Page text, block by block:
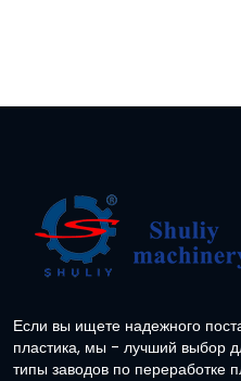
Если вы ищете надежного
пластика, мы - лучший выбор
типы заводов по переработке